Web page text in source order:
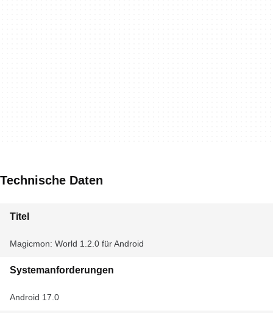
Technische Daten
Titel
Magicmon: World 1.2.0 für Android
Systemanforderungen
Android 17.0